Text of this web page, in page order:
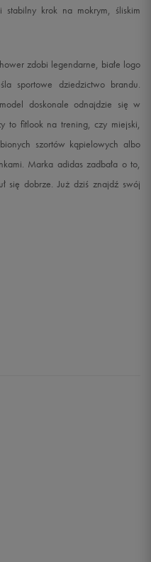
krok na mokrym, śliskim
zdobi legendarne, białe logo
sportowe dziedzictwo brandu.
doskonale odnajdzie się w
to fitlook na trening, czy miejski,
szortów kąpielowych albo
Marka adidas zadbała o to,
się dobrze. Już dziś znajdź swój